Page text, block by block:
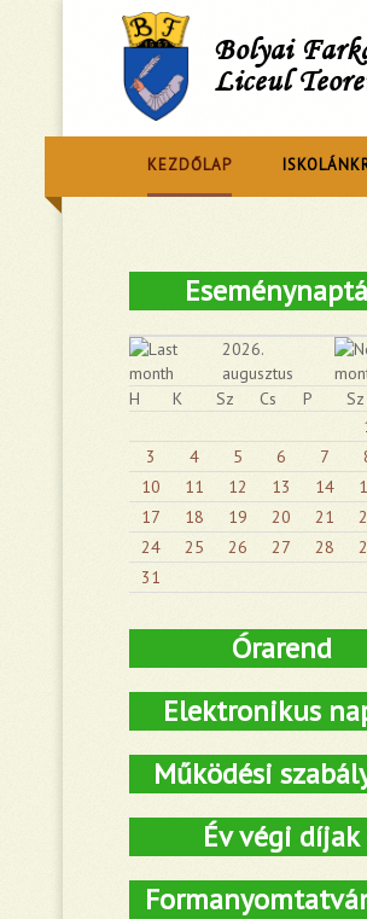
Bolyai
Liceul
KEZDŐLAP
2026.
augusztus
H
K Sz Cs P Sz
3
4 5 6 7
10
11 12 13 14
17
18 19 20 21
24
25 26 27 28
31
Órarend
Elektronikus
Működési
Év végi díjak